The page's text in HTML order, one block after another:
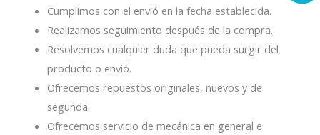
Cumplimos con el envió en la fecha establecida.
Realizamos seguimiento después de la compra.
Resolvemos cualquier duda que pueda surgir del
producto o envió.
Ofrecemos repuestos originales, nuevos y de
segunda.
Ofrecemos servicio de mecánica en general e